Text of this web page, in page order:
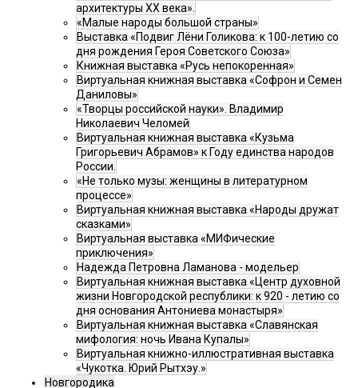
архитектуры XX века».
«Малые народы большой страны»
Выставка «Подвиг Лёни Голикова: к 100-летию со
дня рождения Героя Советского Союза»
Книжная выставка «Русь непокоренная»
Виртуальная книжная выставка «Софрон и Семен
Даниловы»
«Творцы российской науки». Владимир
Николаевич Челомей
Виртуальная книжная выставка «Кузьма
Григорьевич Абрамов» к Году единства народов
России.
«Не только музы: женщины в литературном
процессе»
Виртуальная книжная выставка «Народы дружат
сказками»
Виртуальная выставка «МИФические
приключения»
Надежда Петровна Ламанова - модельер
Виртуальная книжная выставка «Центр духовной
жизни Новгородской республики: к 920 - летию со
дня основания Антониева монастыря»
Виртуальная книжная выставка «Славянская
мифология: ночь Ивана Купалы»
Виртуальная книжно-иллюстративная выставка
«Чукотка. Юрий Рытхэу.»
Новгородика